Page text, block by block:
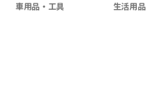
車用品・工具 生活用品